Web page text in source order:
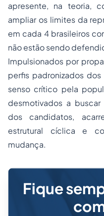
apresente, na teoria,
ampliar os limites da
em cada 4 brasileiros
não estão sendo
Impulsionados por
perfis padronizados
senso crítico pela
desmotivados a
dos candidatos,
estrutural cíclica e
mudança.
Fique